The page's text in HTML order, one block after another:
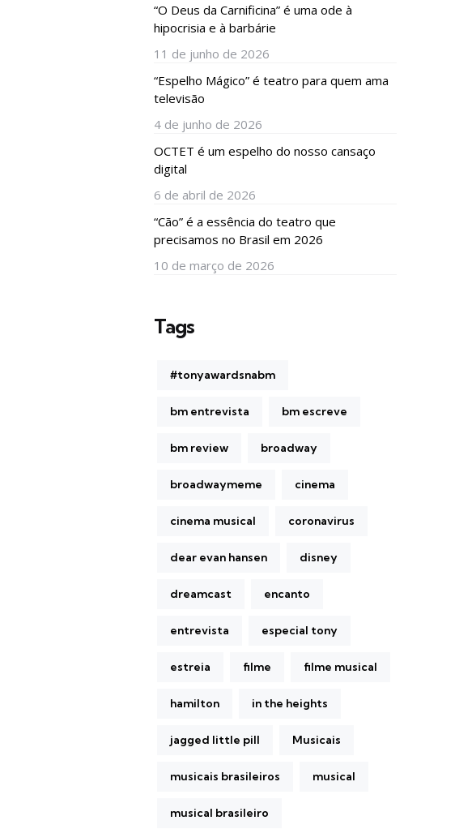
“O Deus da Carnificina” é uma ode à
hipocrisia e à barbárie
11 de junho de 2026
“Espelho Mágico” é teatro para quem ama
televisão
4 de junho de 2026
OCTET é um espelho do nosso cansaço
digital
6 de abril de 2026
“Cão” é a essência do teatro que
precisamos no Brasil em 2026
10 de março de 2026
Tags
#tonyawardsnabm
bm entrevista bm escreve
bm review broadway
broadwaymeme cinema
cinema musical coronavirus
dear evan hansen disney
dreamcast encanto
entrevista especial tony
estreia filme filme musical
hamilton in the heights
jagged little pill Musicais
musicais brasileiros musical
musical brasileiro